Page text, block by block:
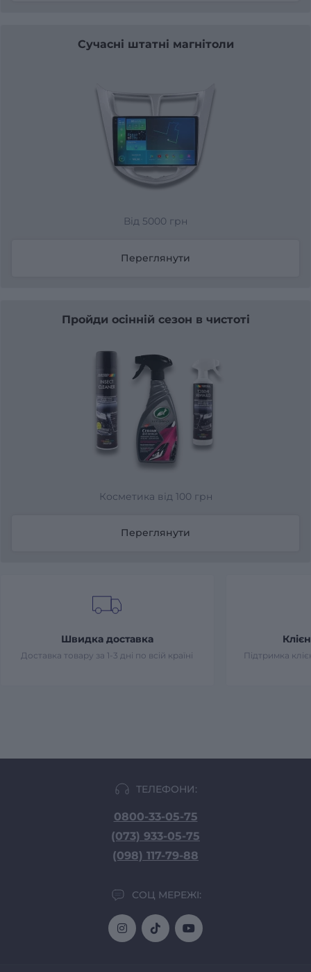
Сучасні штатні магнітоли
Від 5000 грн
Переглянути
Пройди осінній сезон в чистоті
Косметика від 100 грн
Переглянути
Швидка доставка
Доставка товару за 1-3 дні по всій країні Підтримка
ТЕЛЕФОНИ:
0800-33-05-75
(073) 933-05-75
(098) 117-79-88
СОЦ МЕРЕЖІ: